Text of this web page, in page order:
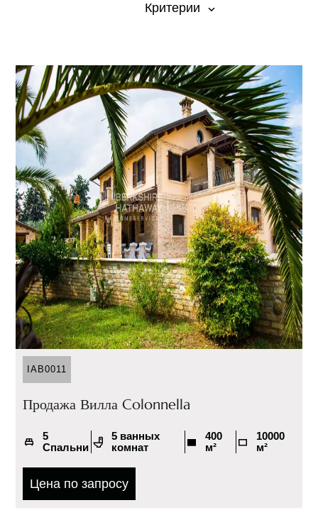
Критерии
IAB0011
Продажа Вилла Colonnella
5
Спальни
5 ванных
комнат
400
м²
10000
м²
Цена по запросу